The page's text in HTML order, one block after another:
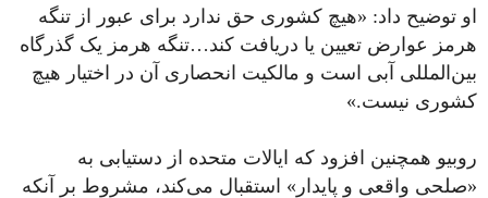
او توضیح داد: «هیچ کشوری حق ندارد برای عبور از تنگه
هرمز عوارض تعیین یا دریافت کند…تنگه هرمز یک گذرگاه
بین‌المللی آبی است و مالکیت انحصاری آن در اختیار هیچ
کشوری نیست.»
روبیو همچنین افزود که ایالات متحده از دستیابی به
«صلحی واقعی و پایدار» استقبال می‌کند، مشروط بر آنکه